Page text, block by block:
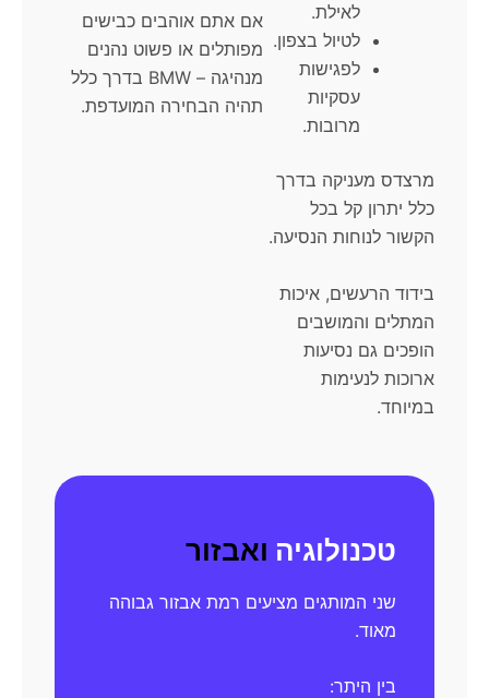
לאילת.
לטיול בצפון.
לפגישות
עסקיות
מרובות.
מרצדס מעניקה בדרך
כלל יתרון קל בכל
הקשור לנוחות הנסיעה.
בידוד הרעשים, איכות
המתלים והמושבים
הופכים גם נסיעות
ארוכות לנעימות
במיוחד.
אם אתם אוהבים כבישים
מפותלים או פשוט נהנים
מנהיגה – BMW בדרך כלל
תהיה הבחירה המועדפת.
טכנולוגיה ואבזור
שני המותגים מציעים רמת אבזור גבוהה
מאוד.
בין היתר: